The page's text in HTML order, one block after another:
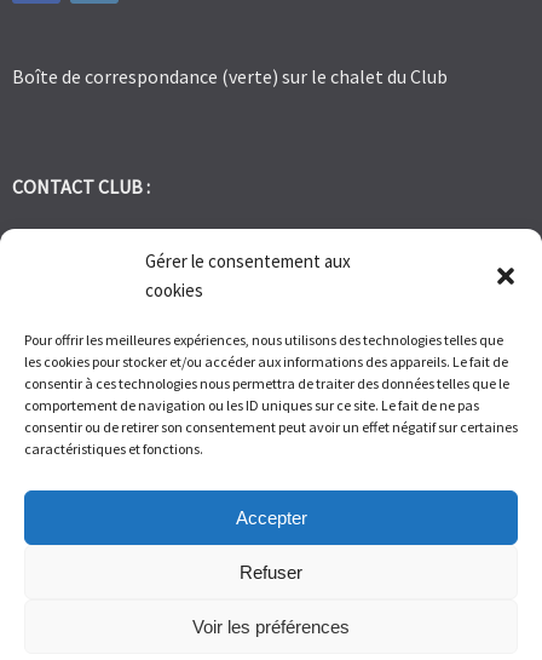
Gérer le consentement aux
cookies
Pour offrir les meilleures expériences, nous utilisons des technologies telles que
les cookies pour stocker et/ou accéder aux informations des appareils. Le fait de
consentir à ces technologies nous permettra de traiter des données telles que le
comportement de navigation ou les ID uniques sur ce site. Le fait de ne pas
consentir ou de retirer son consentement peut avoir un effet négatif sur certaines
caractéristiques et fonctions.
Accepter
Refuser
Voir les préférences
Boîte de correspondance (verte) sur le chalet du Club
CONTACT CLUB :
tennis.club.avignon@orange.fr
1 Bd des Frères Reboul 30400 Villeneuve les Avignon
Du Lundi au Vendredi de 9h à 12h et de 14h à 17h – Samedi de 9H
à 11H
© Tennis Club Avignon Montolivet 2026.